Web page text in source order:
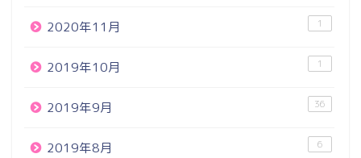
2020年11月 1
2019年10月 1
2019年9月 36
2019年8月 6